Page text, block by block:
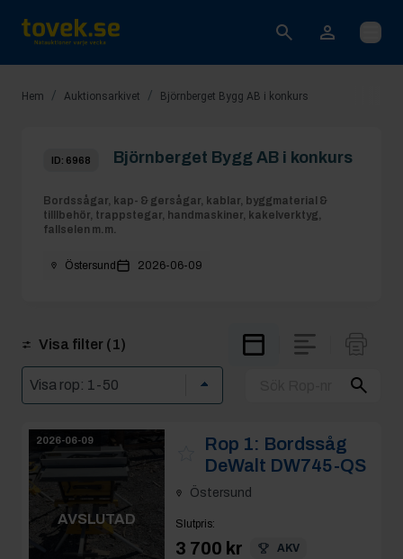
Öppna
Hem / Auktionsarkivet / Björnberget Bygg AB i konkurs
ID: 6968 Björnberget Bygg AB i konkurs
Bordssågar, kap- & gersågar, kablar, byggmaterial &
tilllbehör, trappstegar, handmaskiner, kakelverktyg,
fallselen m.m.
Östersund 2026-06-09
Visa filter (1)
2026-06-09
AVSLUTAD
Rop 1: Bordssåg
DeWalt DW745-QS
Östersund
Slutpris:
3 700 kr AKV